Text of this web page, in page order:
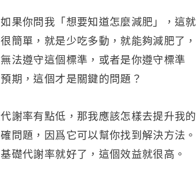
果你問我「想要知道怎麼減肥」，這就
簡單，就是少吃多動，就能夠減肥了，
法遵守這個標準，或者是你遵守標準
期，這個才是關鍵的問題？
謝率有點低，那我應該怎樣去提升我的
問題，因爲它可以幫你找到解決方法。
礎代謝率就好了，這個效益就很高。